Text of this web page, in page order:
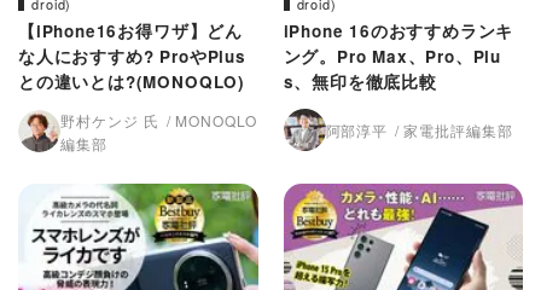
【iPhone16お得ワザ】どん
な人におすすめ? ProやPlus
との違いとは?(MONOQLO)
野村ケンジ 氏
MONOQLO
編集部
iPhone 16のおすすめランキ
ング。Pro Max、Pro、Plu
s、無印を徹底比較
阿部淳平 家電批評編集部